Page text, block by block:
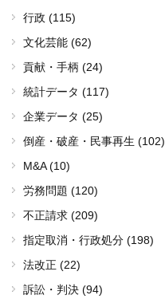
行政 (115)
文化芸能 (62)
貢献・手柄 (24)
統計データ (117)
企業データ (25)
倒産・破産・民事再生 (102)
M&A (10)
労務問題 (120)
不正請求 (209)
指定取消・行政処分 (198)
法改正 (22)
訴訟・判決 (94)